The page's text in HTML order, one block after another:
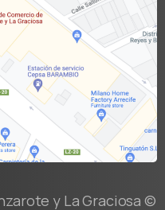
y La Graciosa ©